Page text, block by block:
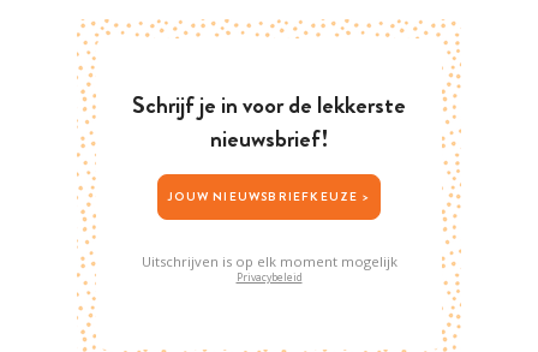
Schrijf je in voor de lekkerste
nieuwsbrief!
JOUW NIEUWSBRIEFKEUZE >
Uitschrijven is op elk moment mogelijk
Privacybeleid